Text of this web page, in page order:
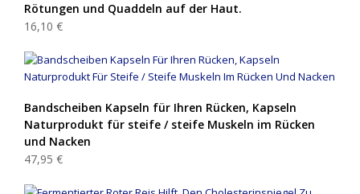
Rötungen und Quaddeln auf der Haut.
16,10 €
Bandscheiben Kapseln für Ihren Rücken, Kapseln
Naturprodukt für steife / steife Muskeln im Rücken
und Nacken
47,95 €